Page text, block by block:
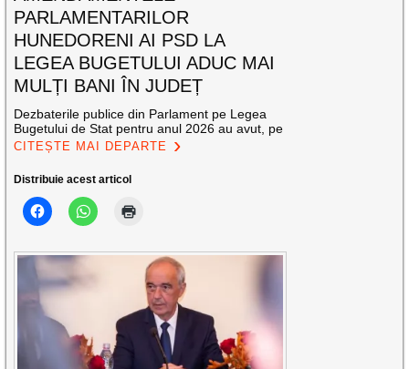
PARLAMENTARILOR
HUNEDORENI AI PSD LA
LEGEA BUGETULUI ADUC MAI
MULȚI BANI ÎN JUDEȚ
Dezbaterile publice din Parlament pe Legea
Bugetului de Stat pentru anul 2026 au avut, pe
CITEȘTE MAI DEPARTE
Distribuie acest articol